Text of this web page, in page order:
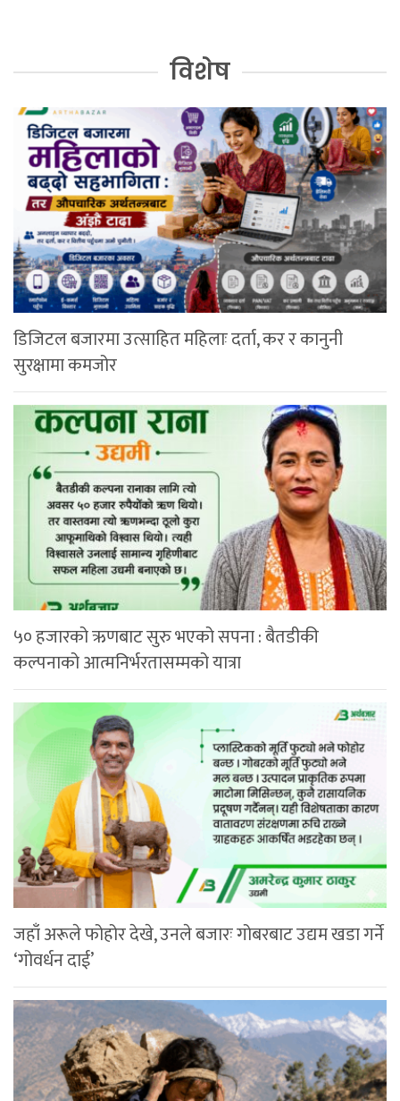
विशेष
डिजिटल बजारमा उत्साहित महिलाः दर्ता, कर र कानुनी
सुरक्षामा कमजोर
५० हजारको ऋणबाट सुरु भएको सपना : बैतडीकी
कल्पनाको आत्मनिर्भरतासम्मको यात्रा
जहाँ अरूले फोहोर देखे, उनले बजारः गोबरबाट उद्यम खडा गर्ने
‘गोवर्धन दाई’